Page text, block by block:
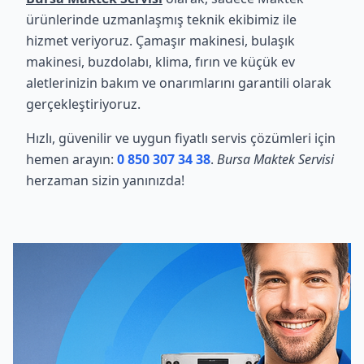
ürünlerinde uzmanlaşmış teknik ekibimiz ile
hizmet veriyoruz. Çamaşır makinesi, bulaşık
makinesi, buzdolabı, klima, fırın ve küçük ev
aletlerinizin bakım ve onarımlarını garantili olarak
gerçekleştiriyoruz.
Hızlı, güvenilir ve uygun fiyatlı servis çözümleri için
hemen arayın: 0 850 307 34 38. Bursa Maktek Servisi
herzaman sizin yanınızda!